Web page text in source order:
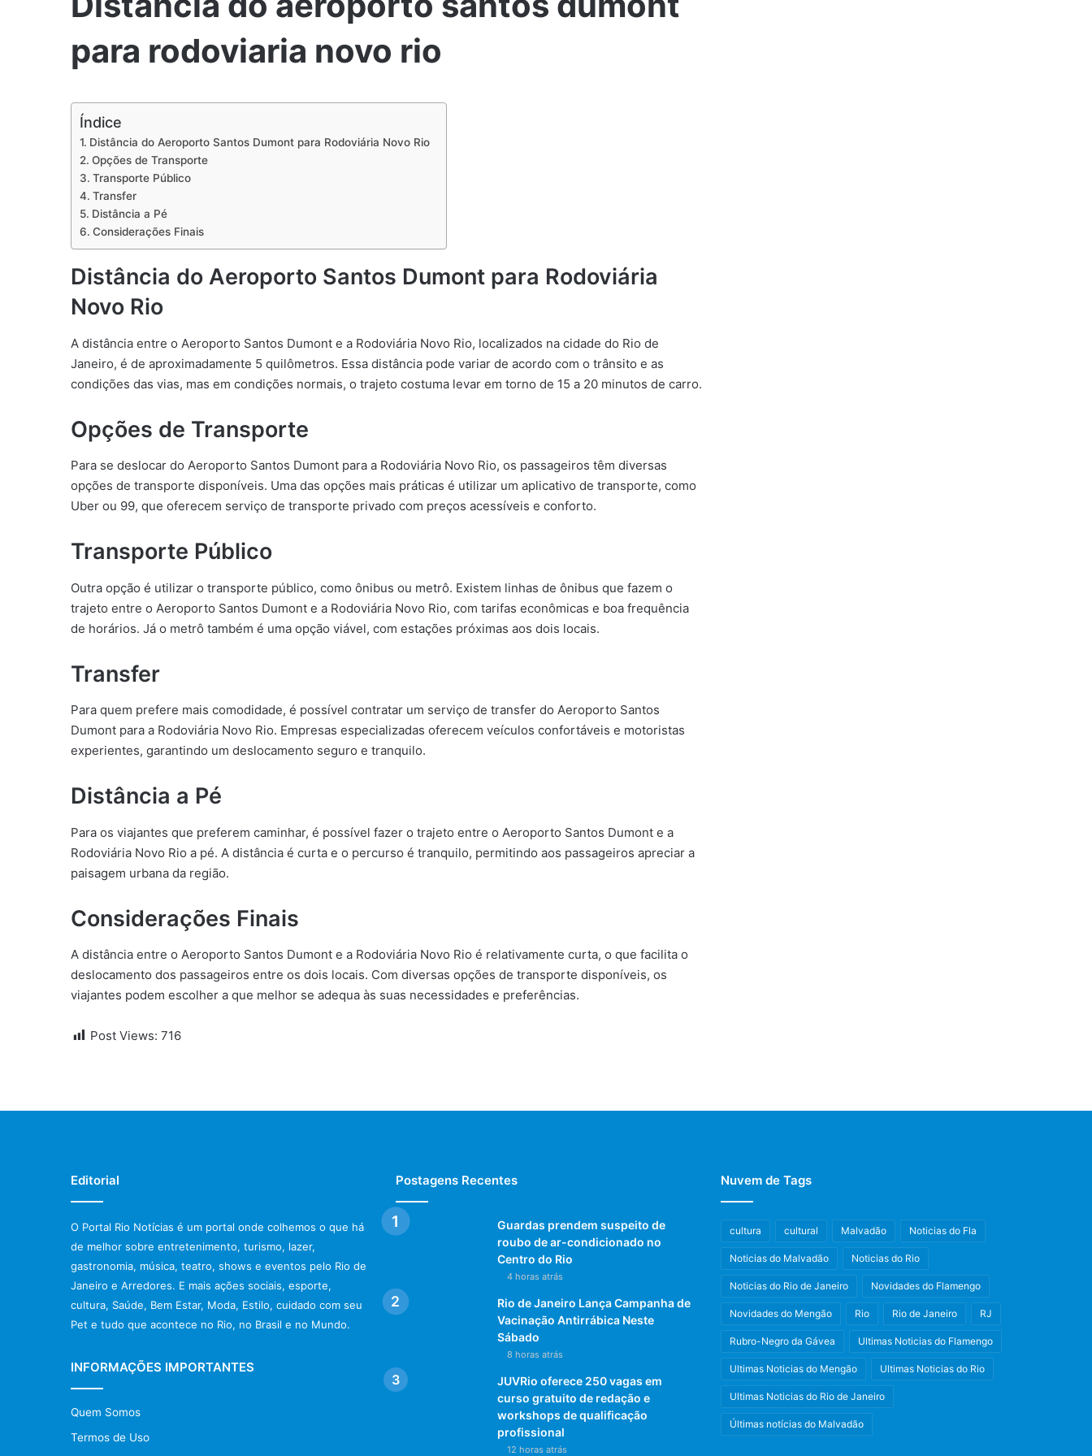
para rodoviaria novo rio
Índice
Distância do Aeroporto Santos Dumont para Rodoviária Novo Rio
Opções de Transporte
Transporte Público
Transfer
Distância a Pé
Considerações Finais
Distância do Aeroporto Santos Dumont para Rodoviária
Novo Rio
A distância entre o Aeroporto Santos Dumont e a Rodoviária Novo Rio, localizados na cidade do Rio de
Janeiro, é de aproximadamente 5 quilômetros. Essa distância pode variar de acordo com o trânsito e as
condições das vias, mas em condições normais, o trajeto costuma levar em torno de 15 a 20 minutos de carro.
Opções de Transporte
Para se deslocar do Aeroporto Santos Dumont para a Rodoviária Novo Rio, os passageiros têm diversas
opções de transporte disponíveis. Uma das opções mais práticas é utilizar um aplicativo de transporte, como
Uber ou 99, que oferecem serviço de transporte privado com preços acessíveis e conforto.
Transporte Público
Outra opção é utilizar o transporte público, como ônibus ou metrô. Existem linhas de ônibus que fazem o
trajeto entre o Aeroporto Santos Dumont e a Rodoviária Novo Rio, com tarifas econômicas e boa frequência
de horários. Já o metrô também é uma opção viável, com estações próximas aos dois locais.
Transfer
Para quem prefere mais comodidade, é possível contratar um serviço de transfer do Aeroporto Santos
Dumont para a Rodoviária Novo Rio. Empresas especializadas oferecem veículos confortáveis e motoristas
experientes, garantindo um deslocamento seguro e tranquilo.
Distância a Pé
Para os viajantes que preferem caminhar, é possível fazer o trajeto entre o Aeroporto Santos Dumont e a
Rodoviária Novo Rio a pé. A distância é curta e o percurso é tranquilo, permitindo aos passageiros apreciar a
paisagem urbana da região.
Considerações Finais
A distância entre o Aeroporto Santos Dumont e a Rodoviária Novo Rio é relativamente curta, o que facilita o
deslocamento dos passageiros entre os dois locais. Com diversas opções de transporte disponíveis, os
viajantes podem escolher a que melhor se adequa às suas necessidades e preferências.
Post Views: 716
Editorial
O Portal Rio Notícias é um portal onde colhemos o que há
de melhor sobre entretenimento, turismo, lazer,
gastronomia, música, teatro, shows e eventos pelo Rio de
Janeiro e Arredores. E mais ações sociais, esporte,
cultura, Saúde, Bem Estar, Moda, Estilo, cuidado com seu
Pet e tudo que acontece no Rio, no Brasil e no Mundo.
INFORMAÇÕES IMPORTANTES
Quem Somos
Termos de Uso
Postagens Recentes
Guardas prendem suspeito de
roubo de ar-condicionado no
Centro do Rio
4 horas atrás
Rio de Janeiro Lança Campanha de
Vacinação Antirrábica Neste
Sábado
8 horas atrás
JUVRio oferece 250 vagas em
curso gratuito de redação e
workshops de qualificação
profissional
12 horas atrás
Nuvem de Tags
cultura cultural Malvadão Noticias do Fla
Noticias do Malvadão Noticias do Rio
Noticias do Rio de Janeiro Novidades do Flamengo
Novidades do Mengão Rio Rio de Janeiro RJ
Rubro-Negro da Gávea Ultimas Noticias do Flamengo
Ultimas Noticias do Mengão Ultimas Noticias do Rio
Ultimas Noticias do Rio de Janeiro
Últimas notícias do Malvadão